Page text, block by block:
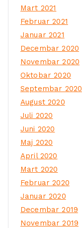
Mart 2021
Februar 2021
Januar 2021
Decembar 2020
Novembar 2020
Oktobar 2020
Septembar 2020
August 2020
Juli 2020
Juni 2020
Maj 2020
April 2020
Mart 2020
Februar 2020
Januar 2020
Decembar 2019
Novembar 2019